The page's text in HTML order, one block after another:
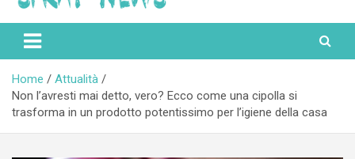
Spraynews.it
Home
Attualità
Non l’avresti mai detto, vero? Ecco come una cipolla si
trasforma in un prodotto potentissimo per l’igiene della casa